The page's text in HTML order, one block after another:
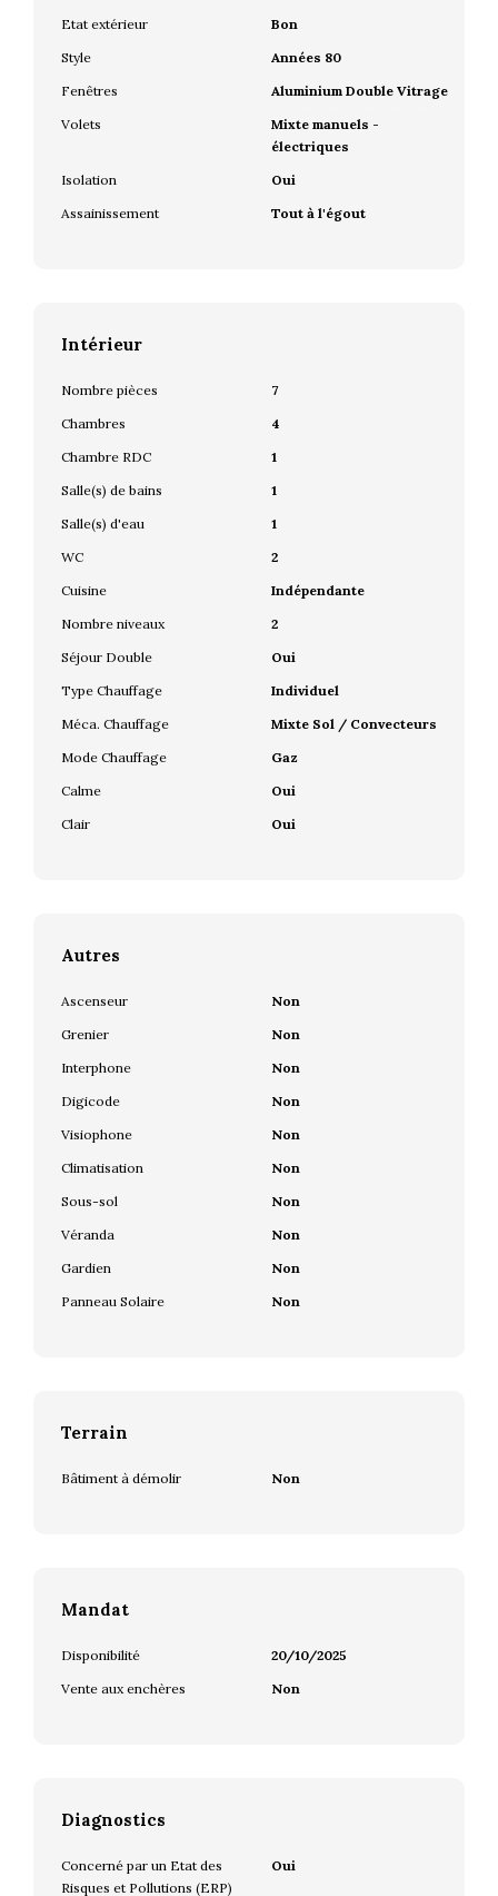
Etat extérieur
Bon
Style
Années 80
Fenêtres
Aluminium Double Vitrage
Volets
Mixte manuels -
électriques
Isolation
Oui
Assainissement
Tout à l'égout
Intérieur
Nombre pièces
7
Chambres
4
Chambre RDC
1
Salle(s) de bains
1
Salle(s) d'eau
1
WC
2
Cuisine
Indépendante
Nombre niveaux
2
Séjour Double
Oui
Type Chauffage
Individuel
Méca. Chauffage
Mixte Sol / Convecteurs
Mode Chauffage
Gaz
Calme
Oui
Clair
Oui
Autres
Ascenseur
Non
Grenier
Non
Interphone
Non
Digicode
Non
Visiophone
Non
Climatisation
Non
Sous-sol
Non
Véranda
Non
Gardien
Non
Panneau Solaire
Non
Terrain
Bâtiment à démolir Non
Mandat
Disponibilité
20/10/2025
Vente aux enchères
Non
Diagnostics
Concerné par un Etat des
Risques et Pollutions (ERP)
Oui